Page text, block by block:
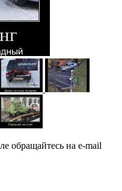
обращайтесь на e-mail